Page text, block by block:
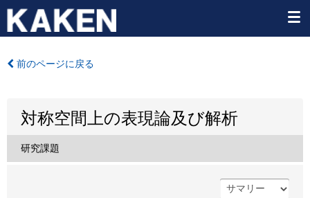
前のページに戻る
対称空間上の表現論及び解析
研究課題